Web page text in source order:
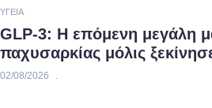
ΥΓΕΊΑ
GLP-3: Η επόμενη μεγάλη
παχυσαρκίας μόλις
02/08/2026